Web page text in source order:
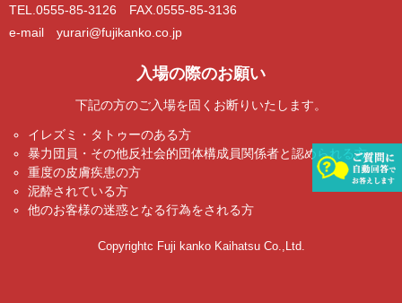
TEL.0555-85-3126 FAX.0555-85-3136
e-mail yurari@fujikanko.co.jp
入場の際のお願い
下記の方のご入場を固くお断りいたします。
イレズミ・タトゥーのある方
暴力団員・その他反社会的団体構成員関係者と認められる方
重度の皮膚疾患の方
泥酔されている方
他のお客様の迷惑となる行為をされる方
Copyrightc Fuji kanko Kaihatsu Co.,Ltd.